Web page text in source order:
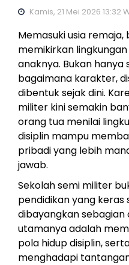
Kamis, 21 Mei 2026 13:32
Memasuki usia
memikirkan
anaknya. Bukan
bagaimana karakter,
dibentuk sejak dini.
militer kini semakin
orang tua menilai
disiplin mampu
pribadi yang lebih
jawab.
Sekolah semi militer
pendidikan yang
dibayangkan sebagian
utamanya adalah
pola hidup disiplin,
menghadapi